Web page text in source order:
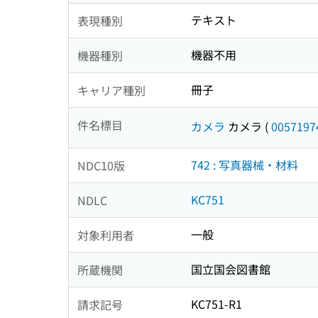
表現種別 テキスト
機器種別 機器不用
キャリア種別 冊子
件名標目 カメラ カメラ (
NDC10版 742 : 写真器械・材料
NDLC KC751
対象利用者 一般
所蔵機関 国立国会図書館
請求記号
KC751-R1